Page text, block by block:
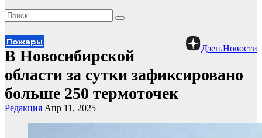
Дзен.Новости
Пожары
В Новосибирской
области за сутки зафиксировано
больше 250 термоточек
Редакция Апр 11, 2025